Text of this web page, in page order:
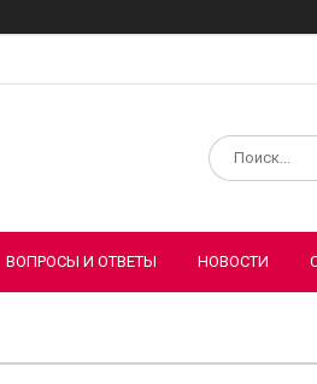
ВОПРОСЫ И ОТВЕТЫ НОВОСТИ